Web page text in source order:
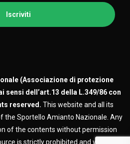
(Associazione di protezione
sensi dell’art.13 della L.349/86 con
reserved. This website and all its
the Sportello Amianto Nazionale. Any
of the contents without permission
is strictly prohibited and will be